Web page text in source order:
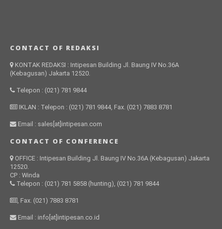
CONTACT OF REDAKSI
KONTAK REDAKSI : Intipesan Building Jl. Baung IV No.36A
(Kebagusan) Jakarta 12520.
Telepon : (021) 781 9844
IKLAN : Telepon : (021) 781 9844, Fax. (021) 7883 8781
Email : sales[at]intipesan.com
CONTACT OF CONFERENCE
OFFICE : Intipesan Building Jl. Baung IV No.36A (Kebagusan) Jakarta
12520.
CP : Winda
Telepon : (021) 781 5858 (hunting), (021) 781 9844
, Fax. (021) 7883 8781
Email : info[at]intipesan.co.id